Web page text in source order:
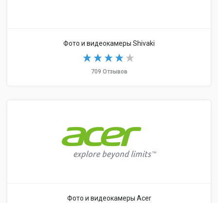
Фото и видеокамеры Shivaki
709 Отзывов
Фото и видеокамеры Acer